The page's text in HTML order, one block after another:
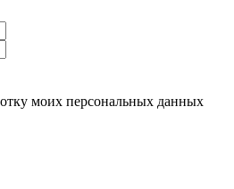
моих персональных данных